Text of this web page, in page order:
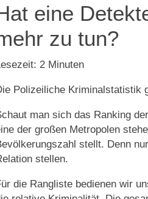
eine
zu tun?
2 Minuten
Polizeiliche Kriminalstatistik
man sich das Ranking
der großen Metropolen
stellt. Denn
stellen.
die Rangliste bedienen wir